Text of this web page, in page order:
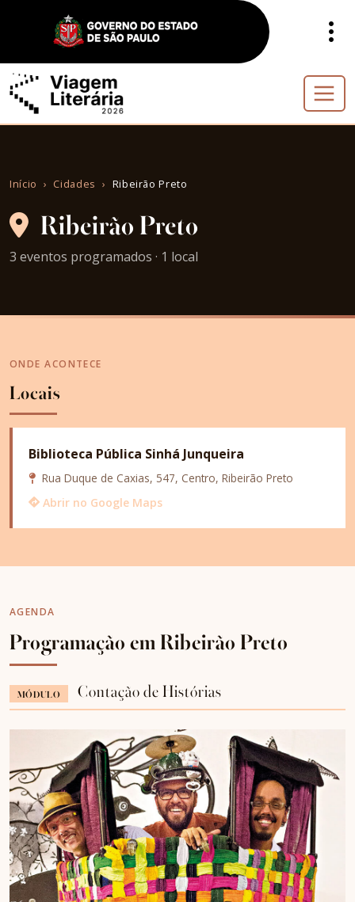
Início Cidades Ribeirão Preto
Ribeirão Preto
3 eventos programados · 1 local
ONDE ACONTECE
Locais
Biblioteca Pública Sinhá Junqueira
Rua Duque de Caxias, 547, Centro, Ribeirão Preto
Abrir no Google Maps
AGENDA
Programação em Ribeirão Preto
MÓDULO Contação de Histórias